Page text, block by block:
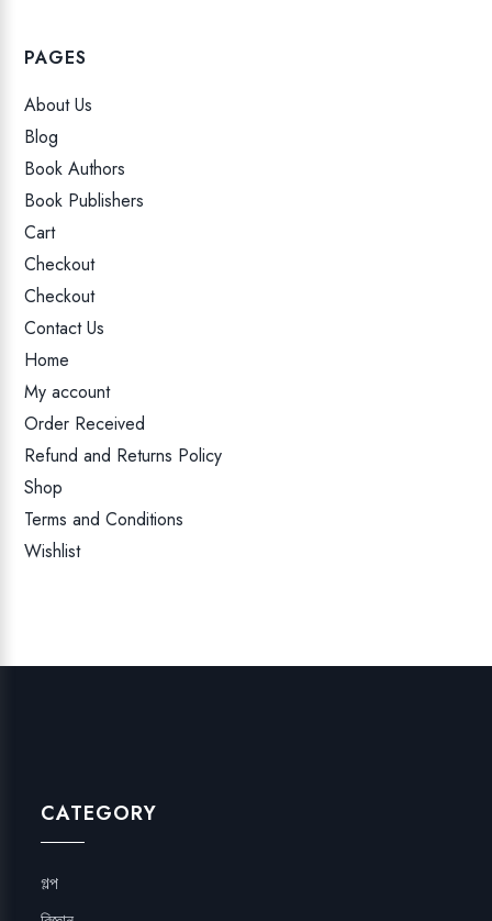
PAGES
About Us
Blog
Book Authors
Book Publishers
Cart
Checkout
Checkout
Contact Us
Home
My account
Order Received
Refund and Returns Policy
Shop
Terms and Conditions
Wishlist
CATEGORY
গল্প